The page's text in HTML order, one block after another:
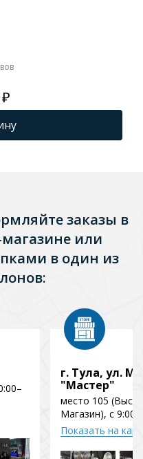
заказы в
или
в один из
г. Тула, ул.
"Мастер"
место 105
Магазин), с 9:00
Показать на